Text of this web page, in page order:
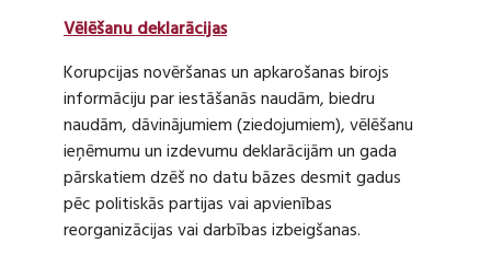
Vēlēšanu deklarācijas
Korupcijas novēršanas un apkarošanas birojs
informāciju par iestāšanās naudām, biedru
naudām, dāvinājumiem (ziedojumiem), vēlēšanu
ieņēmumu un izdevumu deklarācijām un gada
pārskatiem dzēš no datu bāzes desmit gadus
pēc politiskās partijas vai apvienības
reorganizācijas vai darbības izbeigšanas.